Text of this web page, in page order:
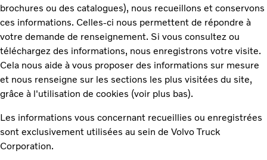
brochures ou des catalogues), nous recueillons et conservons
ces informations. Celles-ci nous permettent de répondre à
votre demande de renseignement. Si vous consultez ou
téléchargez des informations, nous enregistrons votre visite.
Cela nous aide à vous proposer des informations sur mesure
et nous renseigne sur les sections les plus visitées du site,
grâce à l'utilisation de cookies (voir plus bas).
Les informations vous concernant recueillies ou enregistrées
sont exclusivement utilisées au sein de Volvo Truck
Corporation.